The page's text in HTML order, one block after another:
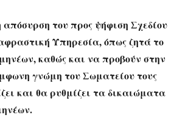
του προς ψήφιση Σχεδίου
Υπηρεσία, όπως ζητά το
καθώς και να προβούν στην
γνώμη του Σωματείου τους
και θα ρυθμίζει τα δικαιώματα